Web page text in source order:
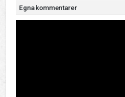
Egna kommentarer